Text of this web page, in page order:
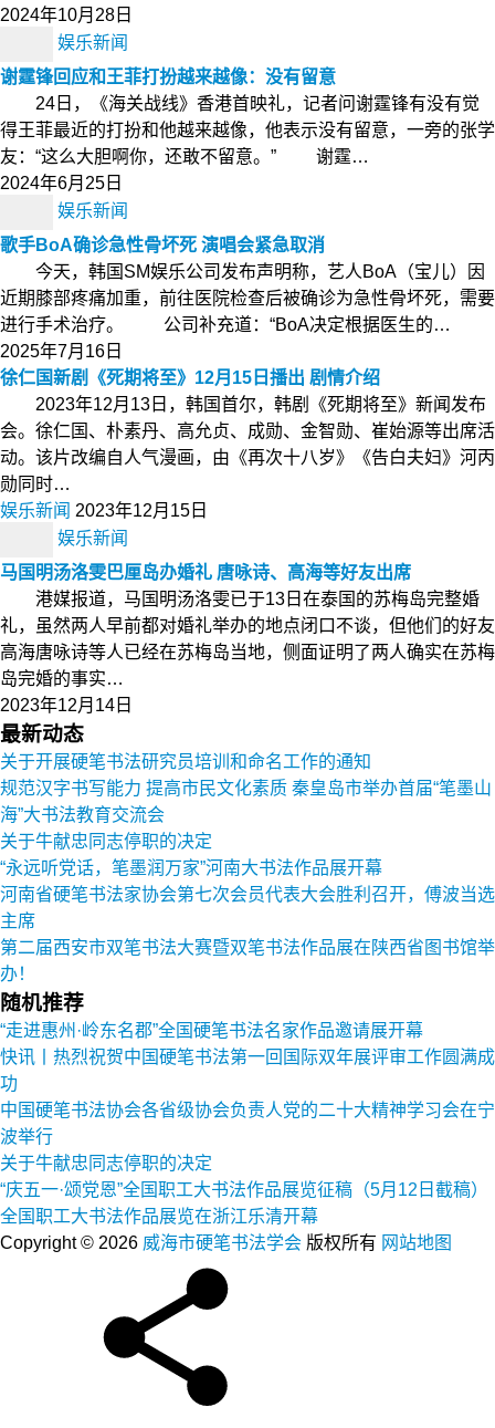
2024年10月28日
娱乐新闻
谢霆锋回应和王菲打扮越来越像：没有留意
24日，《海关战线》香港首映礼，记者问谢霆锋有没有觉
得王菲最近的打扮和他越来越像，他表示没有留意，一旁的张学
友：“这么大胆啊你，还敢不留意。” 谢霆…
2024年6月25日
娱乐新闻
歌手BoA确诊急性骨坏死 演唱会紧急取消
今天，韩国SM娱乐公司发布声明称，艺人BoA（宝儿）因
近期膝部疼痛加重，前往医院检查后被确诊为急性骨坏死，需要
进行手术治疗。 公司补充道：“BoA决定根据医生的…
2025年7月16日
徐仁国新剧《死期将至》12月15日播出 剧情介绍
2023年12月13日，韩国首尔，韩剧《死期将至》新闻发布
会。徐仁国、朴素丹、高允贞、成勋、金智勋、崔始源等出席活
动。该片改编自人气漫画，由《再次十八岁》《告白夫妇》河丙
勋同时…
娱乐新闻 2023年12月15日
娱乐新闻
马国明汤洛雯巴厘岛办婚礼 唐咏诗、高海等好友出席
港媒报道，马国明汤洛雯已于13日在泰国的苏梅岛完整婚
礼，虽然两人早前都对婚礼举办的地点闭口不谈，但他们的好友
高海唐咏诗等人已经在苏梅岛当地，侧面证明了两人确实在苏梅
岛完婚的事实…
2023年12月14日
最新动态
关于开展硬笔书法研究员培训和命名工作的通知
规范汉字书写能力 提高市民文化素质 秦皇岛市举办首届“笔墨山
海”大书法教育交流会
关于牛献忠同志停职的决定
“永远听党话，笔墨润万家”河南大书法作品展开幕
河南省硬笔书法家协会第七次会员代表大会胜利召开，傅波当选
主席
第二届西安市双笔书法大赛暨双笔书法作品展在陕西省图书馆举
办！
随机推荐
“走进惠州·岭东名郡”全国硬笔书法名家作品邀请展开幕
快讯丨热烈祝贺中国硬笔书法第一回国际双年展评审工作圆满成
功
中国硬笔书法协会各省级协会负责人党的二十大精神学习会在宁
波举行
关于牛献忠同志停职的决定
“庆五一·颂党恩”全国职工大书法作品展览征稿（5月12日截稿）
全国职工大书法作品展览在浙江乐清开幕
Copyright © 2026 威海市硬笔书法学会 版权所有 网站地图